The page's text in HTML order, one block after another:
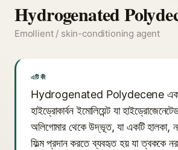
Hydrogenated
Emollient / skin-conditioning agent
এটি কী
Hydrogenated Polydecene একটি
হাইড্রোকার্বন ইমোলিয়েন্ট যা
অলিগোমার থেকে উদ্ভূত, যা একটি হালকা,
ফিল্ম প্রদান করতে ব্যবহৃত হয় যা ত্বককে